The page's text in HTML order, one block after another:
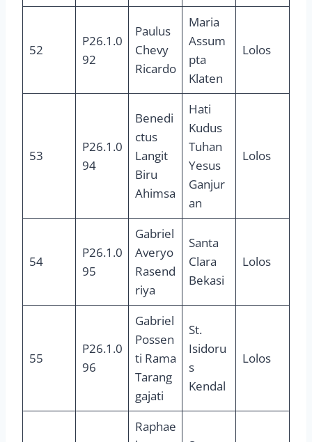
52
P26.1.0
92
Paulus
Chevy
Ricardo
Maria
Assum
pta
Klaten
Lolos
53
P26.1.0
94
Benedi
ctus
Langit
Biru
Ahimsa
Hati
Kudus
Tuhan
Yesus
Ganjur
an
Lolos
54
P26.1.0
95
Gabriel
Averyo
Rasend
riya
Santa
Clara
Bekasi
Lolos
55
P26.1.0
96
Gabriel
Possen
ti Rama
Tarang
gajati
St.
Isidoru
s
Kendal
Lolos
Raphae